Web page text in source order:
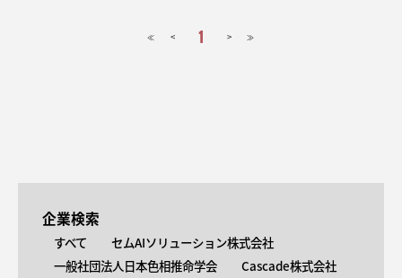
≪ < 1 > ≫
企業検索
すべて
セムAIソリューション株式会社
一般社団法人日本色相推命学会
Cascade株式会社